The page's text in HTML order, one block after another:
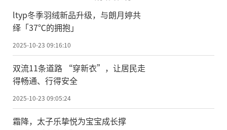
ltyp冬季羽绒新品升级，与朗月婷共
绎「37℃的拥抱」
2025-10-23 09:16:10
双流11条道路 “穿新衣”，让居民走
得畅通、行得安全
2025-10-23 09:05:24
霜降，太子乐挚悦为宝宝成长撑